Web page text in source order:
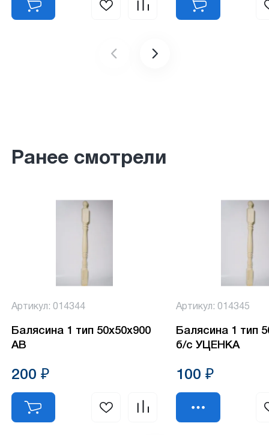
Ранее смотрели
Артикул: 014344
Балясина 1 тип 50х50х900
АВ
200 ₽
Артикул: 014345
Балясина 1 тип
б/с УЦЕНКА
100 ₽